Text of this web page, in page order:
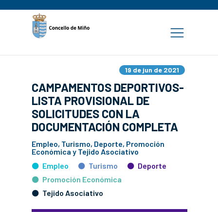
19 de jun de 2021
CAMPAMENTOS DEPORTIVOS-
LISTA PROVISIONAL DE
SOLICITUDES CON LA
DOCUMENTACIÓN COMPLETA
Empleo, Turismo, Deporte, Promoción
Económica y Tejido Asociativo
Empleo
Turismo
Deporte
Promoción Económica
Tejido Asociativo